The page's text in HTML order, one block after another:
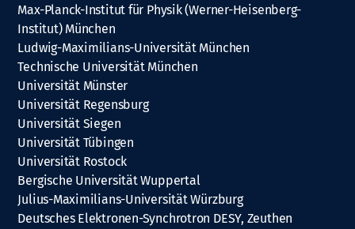
Max-Planck-Institut für Physik (Werner-Heisenberg-
Institut) München
Ludwig-Maximilians-Universität München
Technische Universität München
Universität Münster
Universität Regensburg
Universität Siegen
Universität Tübingen
Universität Rostock
Bergische Universität Wuppertal
Julius-Maximilians-Universität Würzburg
Deutsches Elektronen-Synchrotron DESY, Zeuthen